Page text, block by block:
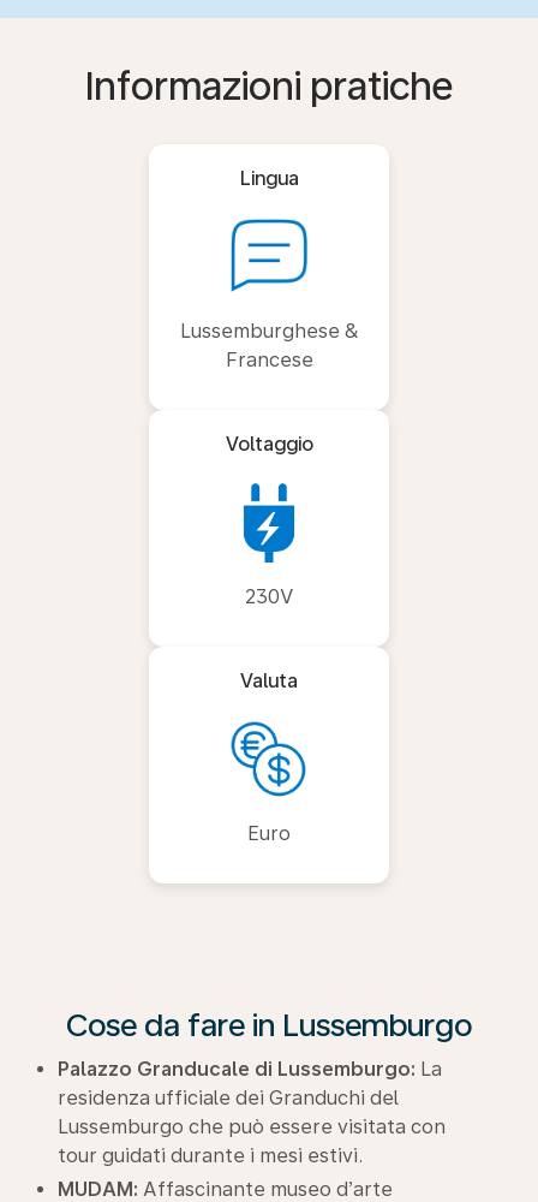
Informazioni pratiche
Lingua
Lussemburghese &
Francese
Voltaggio
230V
Valuta
Euro
Cose da fare in Lussemburgo
Palazzo Granducale di Lussemburgo: La
residenza ufficiale dei Granduchi del
Lussemburgo che può essere visitata con
tour guidati durante i mesi estivi.
MUDAM: Affascinante museo d’arte